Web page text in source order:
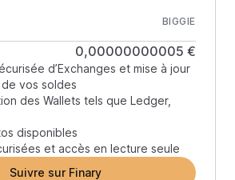
BIGGIE
0,00000000005 €
d’Exchanges et mise à jour
vos soldes
des Wallets tels que Ledger,
disponibles
et accès en lecture seule
Suivre sur Finary